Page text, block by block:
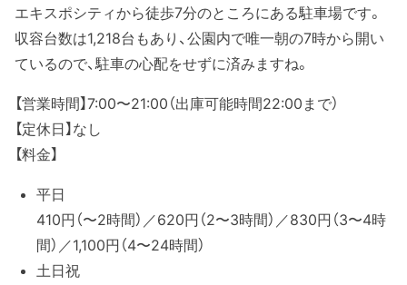
エキスポシティから徒歩7分のところにある駐車場です。
収容台数は1,218台もあり、公園内で唯一朝の7時から開い
ているので、駐車の心配をせずに済みますね。
【営業時間】7:00〜21:00（出庫可能時間22:00まで）
【定休日】なし
【料金】
平日
410円（〜2時間）／620円（2〜3時間）／830円（3〜4時
間）／1,100円（4〜24時間）
土日祝